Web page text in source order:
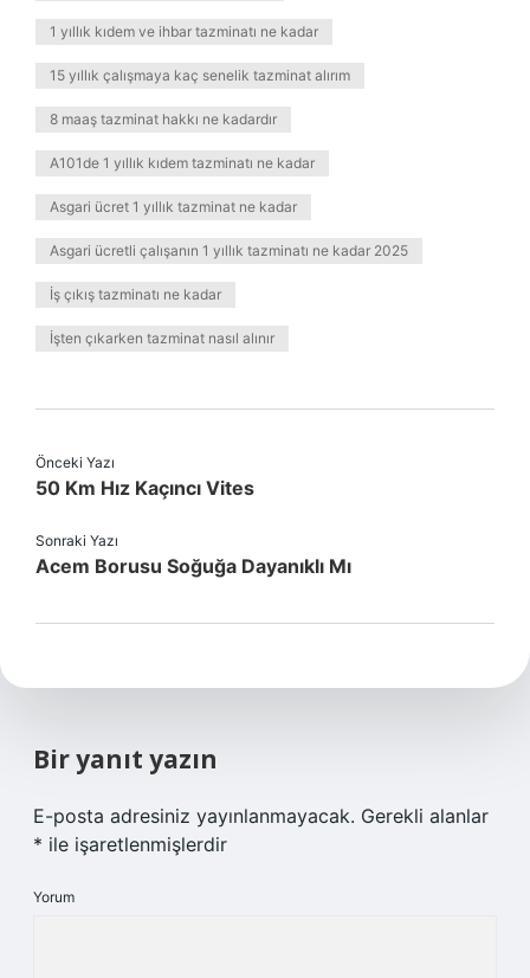
1 yıllık kıdem ve ihbar tazminatı ne kadar
15 yıllık çalışmaya kaç senelik tazminat alırım
8 maaş tazminat hakkı ne kadardır
A101de 1 yıllık kıdem tazminatı ne kadar
Asgari ücret 1 yıllık tazminat ne kadar
Asgari ücretli çalışanın 1 yıllık tazminatı ne kadar 2025
İş çıkış tazminatı ne kadar
İşten çıkarken tazminat nasıl alınır
Önceki Yazı
50 Km Hız Kaçıncı Vites
Sonraki Yazı
Acem Borusu Soğuğa Dayanıklı Mı
Bir yanıt yazın
E-posta adresiniz yayınlanmayacak. Gerekli alanlar
* ile işaretlenmişlerdir
Yorum